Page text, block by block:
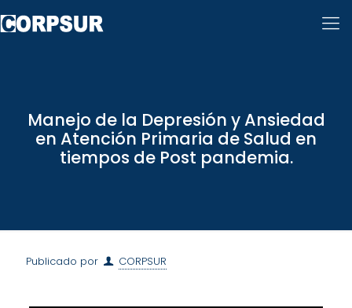
Manejo de la Depresión y Ansiedad
en Atención Primaria de Salud en
tiempos de Post pandemia.
Publicado por CORPSUR